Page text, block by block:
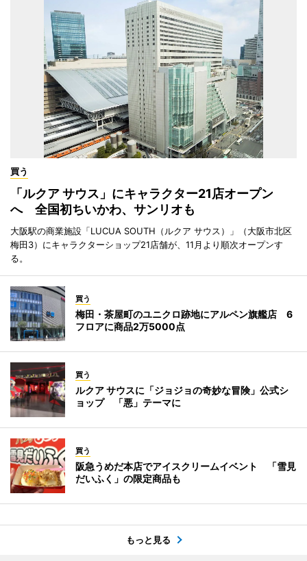
買う
「ルクア サウス」にキャラクター21店オープン
へ 全国初ちいかわ、サンリオも
大阪駅の商業施設「LUCUA SOUTH（ルクア サウス）」（大阪市北区
梅田3）にキャラクターショップ21店舗が、11月より順次オープンす
る。
買う
梅田・茶屋町のユニクロ跡地にアルペン旗艦店 6
フロアに商品2万5000点
買う
ルクア サウスに「ジョジョの奇妙な冒険」公式シ
ョップ 「悪」テーマに
買う
阪急うめだ本店でアイスクリームイベント 「雪見
だいふく」の限定商品も
もっと見る